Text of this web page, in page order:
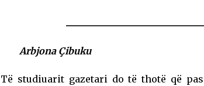
Arbjona Çibuku
Të studiuarit gazetari do të thotë që pas